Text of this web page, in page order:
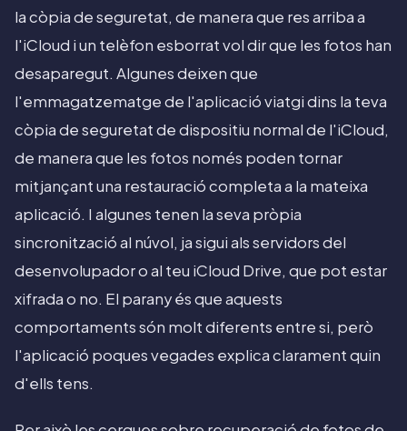
la còpia de seguretat, de manera que res arriba a
l'iCloud i un telèfon esborrat vol dir que les fotos han
desaparegut. Algunes deixen que
l'emmagatzematge de l'aplicació viatgi dins la teva
còpia de seguretat de dispositiu normal de l'iCloud,
de manera que les fotos només poden tornar
mitjançant una restauració completa a la mateixa
aplicació. I algunes tenen la seva pròpia
sincronització al núvol, ja sigui als servidors del
desenvolupador o al teu iCloud Drive, que pot estar
xifrada o no. El parany és que aquests
comportaments són molt diferents entre si, però
l'aplicació poques vegades explica clarament quin
d'ells tens.